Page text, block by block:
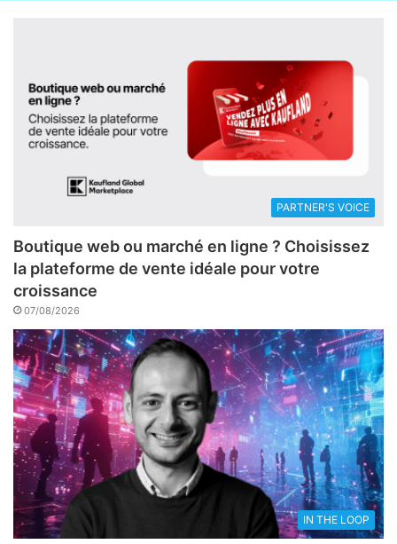
PARTNER'S VOICE
Boutique web ou marché en ligne ? Choisissez
la plateforme de vente idéale pour votre
croissance
07/08/2026
IN THE LOOP